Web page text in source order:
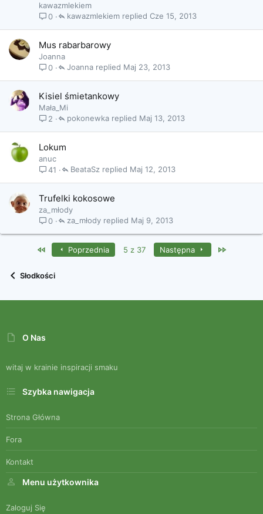
kawazmlekiem
0
Cze 15, 2013
kawazmlekiem
Mus rabarbarowy
Joanna
0
Maj 23, 2013
Joanna
Kisiel śmietankowy
Mała_Mi
2
Maj 13, 2013
pokonewka
Lokum
anuc
41
Maj 12, 2013
BeataSz
Trufelki kokosowe
za_młody
0
Maj 9, 2013
za_młody
First Poprzednia 5 z 37 Następna
Słodkości
O Nas
witaj w krainie inspiracji smaku
Szybka nawigacja
Strona Główna
Fora
Kontakt
Menu użytkownika
Zaloguj Się